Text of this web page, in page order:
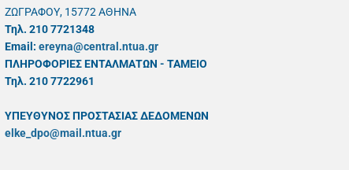
ΖΩΓΡΑΦΟΥ, 15772 ΑΘΗΝΑ
Τηλ. 210 7721348
Email: ereyna@central.ntua.gr
ΠΛΗΡΟΦΟΡΙΕΣ ΕΝΤΑΛΜΑΤΩΝ - ΤΑΜΕΙΟ
Τηλ. 210 7722961
ΥΠΕΥΘYΝΟΣ ΠΡΟΣΤΑΣΙΑΣ ΔΕΔΟΜΕΝΩΝ
elke_dpo@mail.ntua.gr